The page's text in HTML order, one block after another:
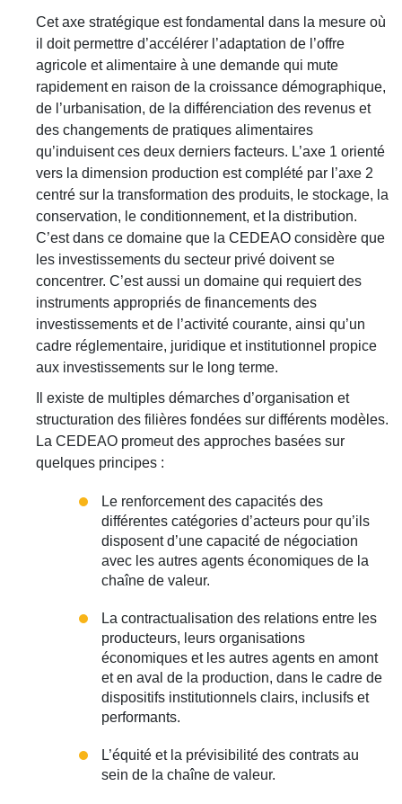
Cet axe stratégique est fondamental dans la mesure où
il doit permettre d’accélérer l’adaptation de l’offre
agricole et alimentaire à une demande qui mute
rapidement en raison de la croissance démographique,
de l’urbanisation, de la différenciation des revenus et
des changements de pratiques alimentaires
qu’induisent ces deux derniers facteurs. L’axe 1 orienté
vers la dimension production est complété par l’axe 2
centré sur la transformation des produits, le stockage, la
conservation, le conditionnement, et la distribution.
C’est dans ce domaine que la CEDEAO considère que
les investissements du secteur privé doivent se
concentrer. C’est aussi un domaine qui requiert des
instruments appropriés de financements des
investissements et de l’activité courante, ainsi qu’un
cadre réglementaire, juridique et institutionnel propice
aux investissements sur le long terme.
Il existe de multiples démarches d’organisation et
structuration des filières fondées sur différents modèles.
La CEDEAO promeut des approches basées sur
quelques principes :
Le renforcement des capacités des
différentes catégories d’acteurs pour qu’ils
disposent d’une capacité de négociation
avec les autres agents économiques de la
chaîne de valeur.
La contractualisation des relations entre les
producteurs, leurs organisations
économiques et les autres agents en amont
et en aval de la production, dans le cadre de
dispositifs institutionnels clairs, inclusifs et
performants.
L’équité et la prévisibilité des contrats au
sein de la chaîne de valeur.